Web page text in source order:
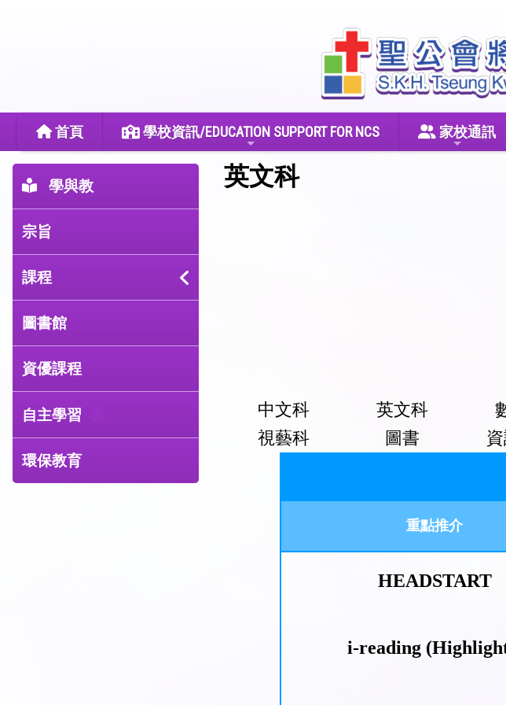
首頁 學校資訊/EDUCATION SUPPORT FOR NCS 家校通訊
學與教
宗旨
課程
圖書館
資優課程
自主學習
環保教育
英文科
中文科 英文科
視藝科
圖書
重點推介
HEADSTART
i-reading